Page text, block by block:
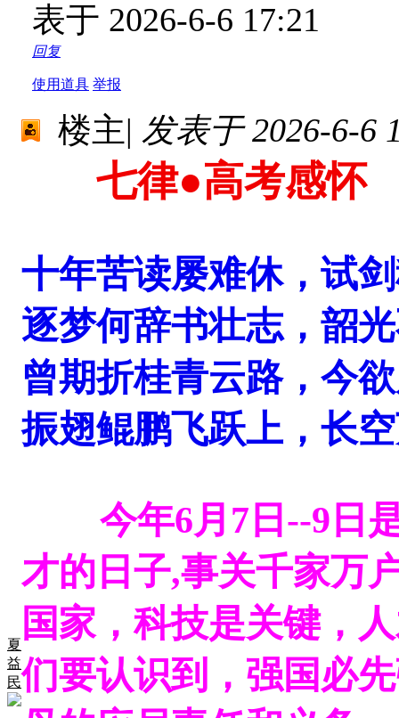
表于 2026-6-6 17:21
回复
使用道具 举报
夏
益
民
楼主| 发表于 2026-6-6
七律●高考感怀
十年苦读屡难休，试
逐梦何辞书壮志，韶
曾期折桂青云路，今
振翅鲲鹏飞跃上，长
今年6月7日--9日是
才的日子,事关千家万
国家，科技是关键，
们要认识到，强国必